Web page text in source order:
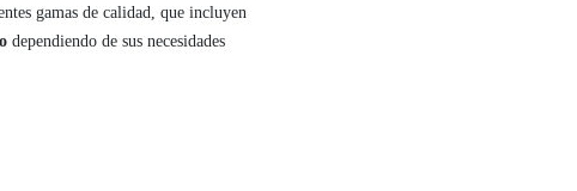
gamas de calidad, que incluyen
dependiendo de sus necesidades